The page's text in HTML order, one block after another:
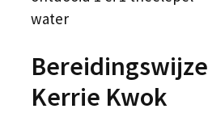
water
Bereidingswijze
Kerrie Kwok